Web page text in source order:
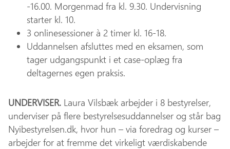
-16.00. Morgenmad fra kl. 9.30. Undervisning
starter kl. 10.
3 onlinesessioner à 2 timer kl. 16-18.
Uddannelsen afsluttes med en eksamen, som
tager udgangspunkt i et case-oplæg fra
deltagernes egen praksis.
UNDERVISER. Laura Vilsbæk arbejder i 8 bestyrelser,
underviser på flere bestyrelsesuddannelser og står bag
Nyibestyrelsen.dk, hvor hun – via foredrag og kurser –
arbejder for at fremme det virkeligt værdiskabende